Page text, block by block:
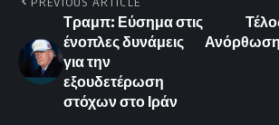
Τραμπ: Εύσημα στις
ένοπλες δυνάμεις
για την
εξουδετέρωση
στόχων στο Ιράν
Ανόρθωση